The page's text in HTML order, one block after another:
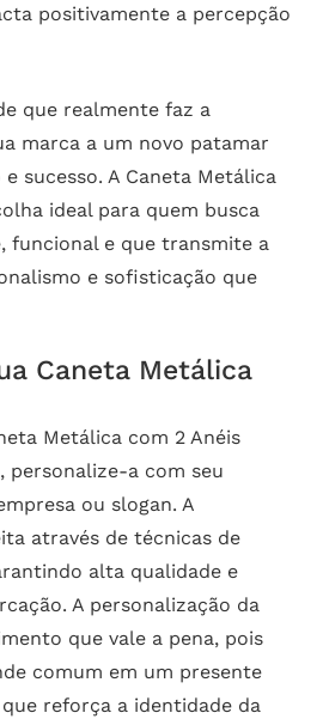
positivamente a percepção
que realmente faz a
marca a um novo patamar
sucesso. A Caneta Metálica
ideal para quem busca
funcional e que transmite a
e sofisticação que
Caneta Metálica
Metálica com 2 Anéis
personalize-a com seu
ou slogan. A
através de técnicas de
alta qualidade e
A personalização da
que vale a pena, pois
comum em um presente
reforça a identidade da